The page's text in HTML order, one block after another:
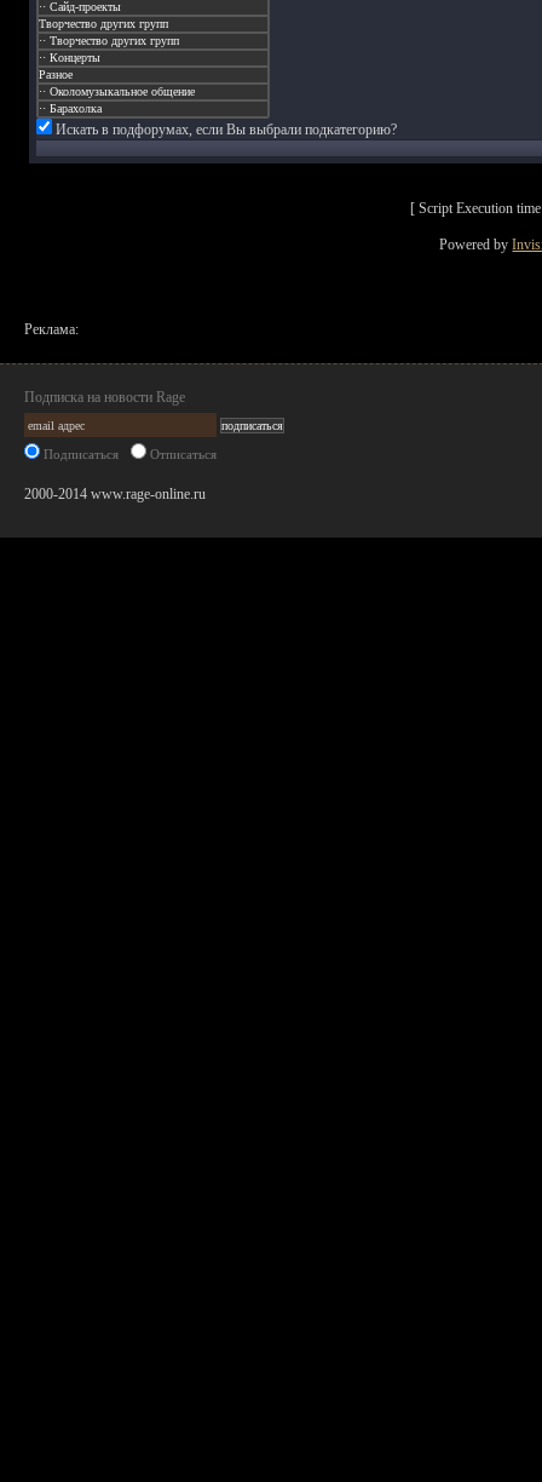
Искать в подфорумах, если Вы выбрали подкатегорию?
[ Script Execution
Powered by
Реклама:
Подписка на новости Rage
Подписаться Отписаться
2000-2014 www.rage-online.ru